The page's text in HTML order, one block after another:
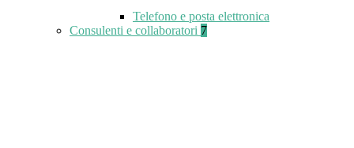
Telefono e posta elettronica
Consulenti e collaboratori 7